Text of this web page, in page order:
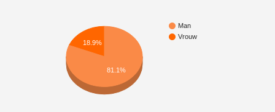
Man
Vrouw
18.9%
81.1%